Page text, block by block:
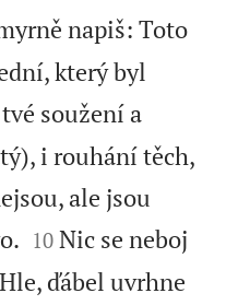
napiš: Toto
který byl
soužení a
i rouhání těch,
ale jsou


10 Nic se neboj
ďábel uvrhne